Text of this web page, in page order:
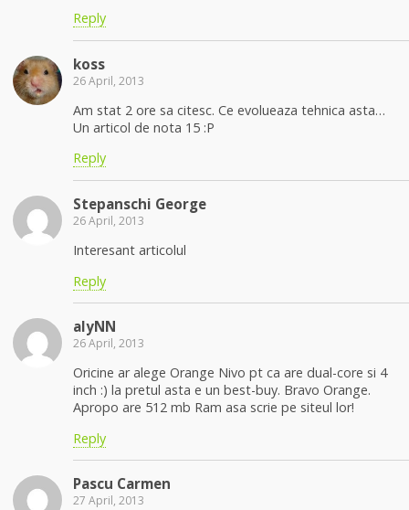
Reply
koss
26 April, 2013
Am stat 2 ore sa citesc. Ce evolueaza tehnica asta…
Un articol de nota 15 :P
Reply
Stepanschi George
26 April, 2013
Interesant articolul
Reply
alyNN
26 April, 2013
Oricine ar alege Orange Nivo pt ca are dual-core si 4
inch :) la pretul asta e un best-buy. Bravo Orange.
Apropo are 512 mb Ram asa scrie pe siteul lor!
Reply
Pascu Carmen
27 April, 2013